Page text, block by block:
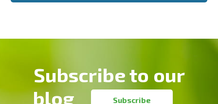
Subscribe to our
blog
Subscribe